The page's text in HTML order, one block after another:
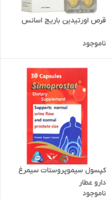
قرص اورتیدین باریج اسانس
ناموجود
کپسول سیموپروستات سیمرغ
دارو عطار
ناموجود